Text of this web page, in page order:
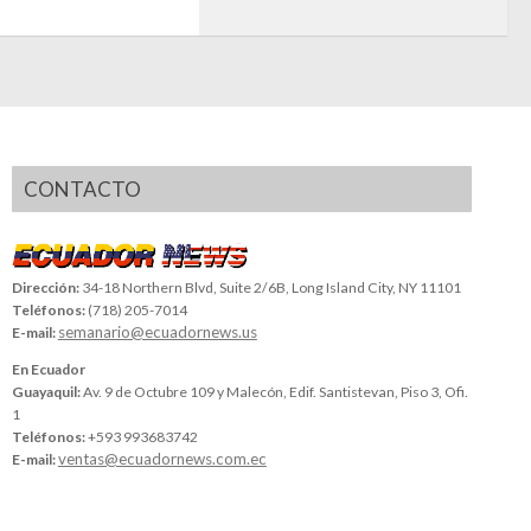
CONTACTO
Dirección: 34-18 Northern Blvd, Suite 2/6B, Long Island City, NY 11101
Teléfonos: (718) 205-7014
E-mail: semanario@ecuadornews.us
En Ecuador
Guayaquil:Av. 9 de Octubre 109 y Malecón, Edif. Santistevan, Piso 3, Ofi.
1
Teléfonos:+593 993683742
E-mail:ventas@ecuadornews.com.ec